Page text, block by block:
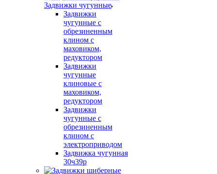
Задвижки чугунные
Задвижки
чугунные с
обрезиненным
клином с
маховиком,
редуктором
Задвижки
чугунные
клиновые с
маховиком,
редуктором
Задвижки
чугунные с
обрезиненным
клином с
электроприводом
Задвижка чугунная
30ч39р